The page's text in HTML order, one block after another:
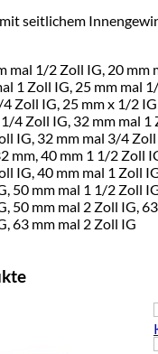
Zoll IG
180817
IG
180799
IG
180800
IG
180801
IG
180802
IG
180803
IG
seitlichem
mal 1/2 Zoll IG, 20 mm
1 Zoll IG, 25 mm mal
Zoll IG, 25 mm x 1/2
4 Zoll IG, 32 mm mal 1
IG, 32 mm mal 3/4
mm, 40 mm 1 1/2 Zoll
IG, 40 mm mal 1 Zoll
50 mm mal 1 1/2 Zoll
50 mm mal 2 Zoll IG,
63 mm mal 2 Zoll IG